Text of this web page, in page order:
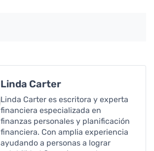
Linda Carter
Linda Carter es escritora y experta
financiera especializada en
finanzas personales y planificación
financiera. Con amplia experiencia
ayudando a personas a lograr